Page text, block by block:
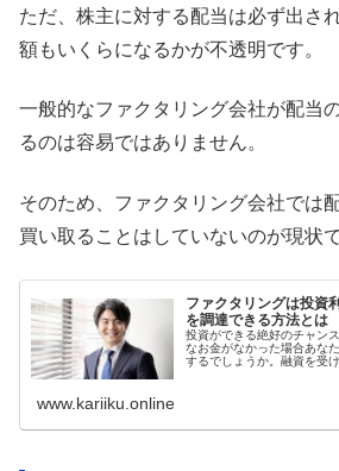
ただ、株主に対する配当は必ず出さ
額もいくらになるかが不透明です。
一般的なファクタリング会社が配当
るのは容易ではありません。
そのため、ファクタリング会社では
買い取ることはしていないのが現状で
ファクタリングは投資
を調達できる方法とは
投資ができる絶好のチャン
なお金がなかった場合あな
するでしょうか。融資を受
www.kariiku.online